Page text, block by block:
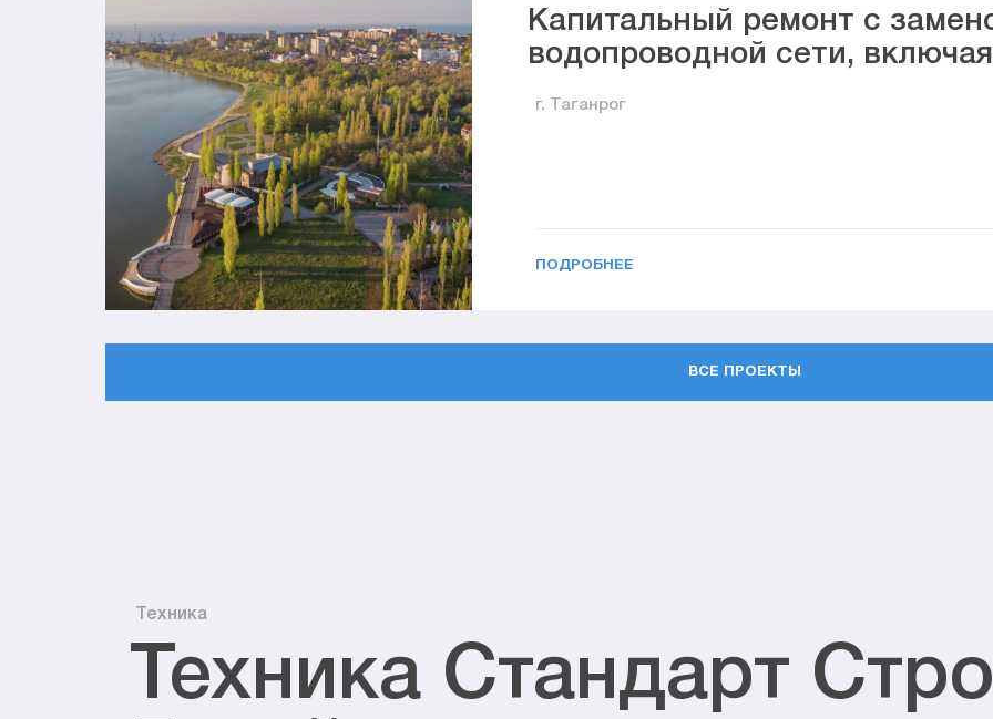
Капитальный ремонт с
водопроводной сети,
г. Таганрог
ПОДРОБНЕЕ
ВСЕ ПРОЕКТЫ
Техника
Техника Стандарт